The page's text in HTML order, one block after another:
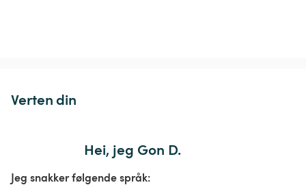
Verten din
Hei, jeg Gon D.
Jeg snakker følgende språk: